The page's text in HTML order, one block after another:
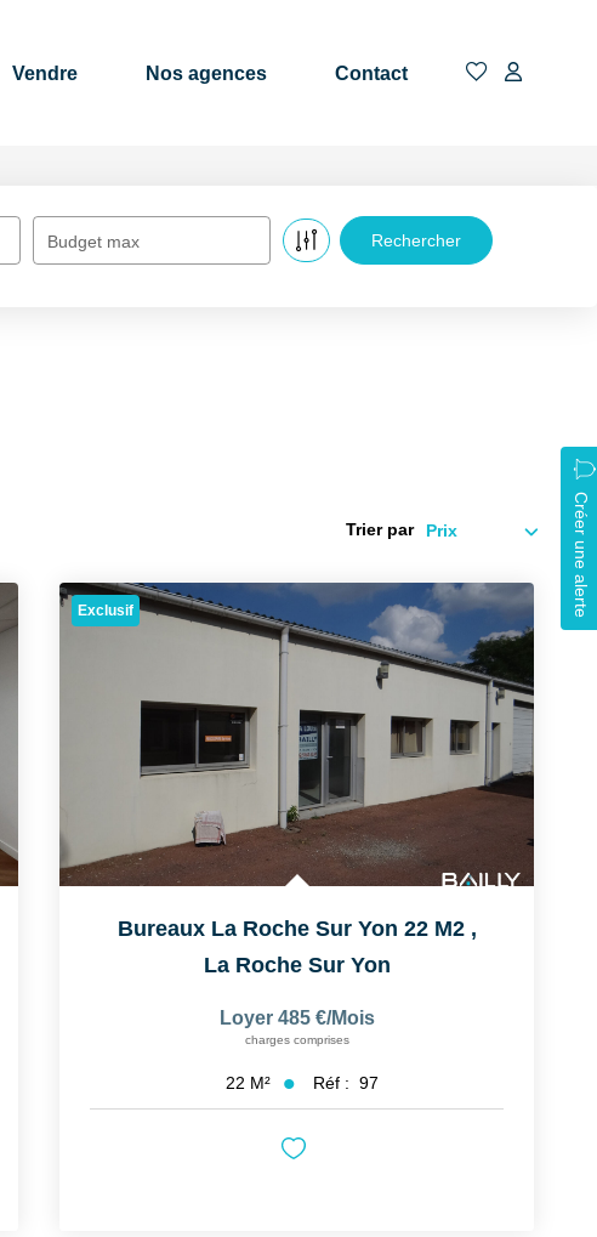
Vendre Nos agences Contact
Budget max
Créer une alerte
Trier par
Exclusif
Bureaux La Roche Sur Yon 22 M2 ,
La Roche Sur Yon
Loyer 485 €/mois
charges comprises
22 M² Réf : 97